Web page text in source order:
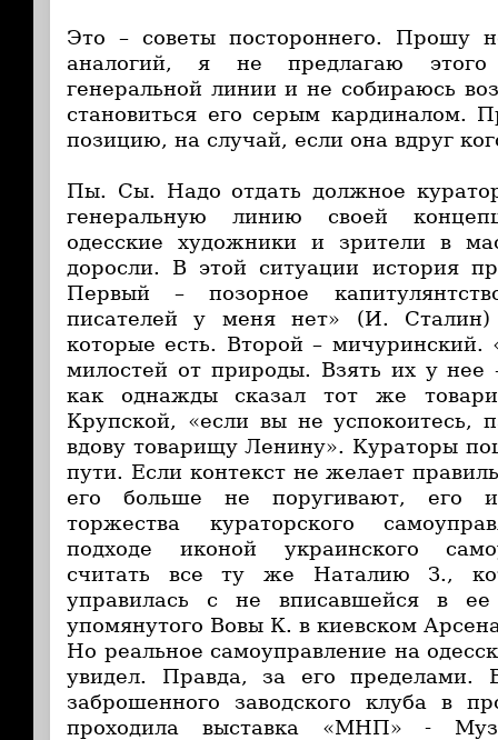
Это – советы постороннего. Прошу
аналогий, я не предлагаю
генеральной линии и не собираюсь
становиться его серым кардиналом.
позицию, на случай, если она вдруг
Пы. Сы. Надо отдать должное
генеральную линию своей
одесские художники и зрители в
доросли. В этой ситуации история
Первый – позорное
писателей у меня нет» (И.
которые есть. Второй –
милостей от природы. Взять их у
как однажды сказал тот же
Крупской, «если вы не успокоитесь,
вдову товарищу Ленину». Кураторы
пути. Если контекст не желает
его больше не поругивают, его
торжества кураторского
подходе иконой украинского
считать все ту же Наталию З.,
управилась с не вписавшейся в
упомянутого Вовы К. в киевском
Но реальное самоуправление на
увидел. Правда, за его пределами.
заброшенного заводского клуба в
проходила выставка «МНП» -